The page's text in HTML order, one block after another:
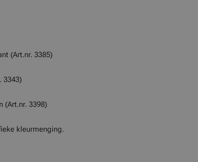
(Art.nr. 3385)
3343)
(Art.nr. 3398)
kleurmenging.